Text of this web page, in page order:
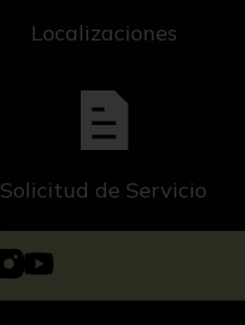
Localizaciones
Solicitud de Servicio